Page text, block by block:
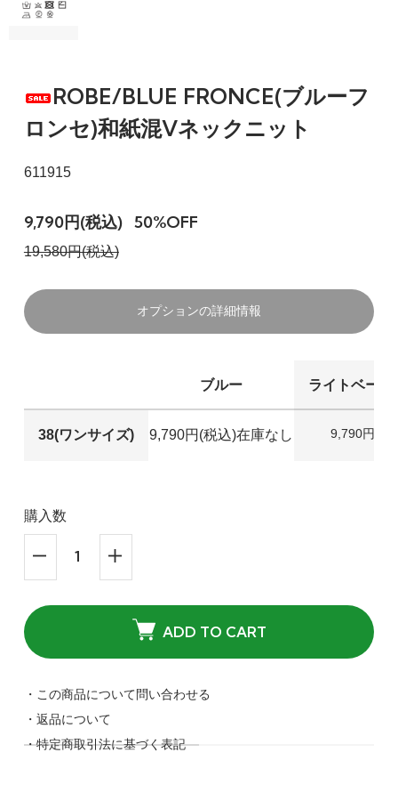
ROBE/BLUE FRONCE(ブルーフ
ロンセ)和紙混Vネックニット
611915
9,790円(税込) 50%OFF
19,580円(税込)
オプションの詳細情報
ブルー ライトベージ
38(ワンサイズ) 9,790円(税込)在庫なし 9,790円(税
購入数
ADD TO CART
・この商品について問い合わせる
・返品について
・特定商取引法に基づく表記
SOLD OUT
38(ワンサイズ)
ライトベージュ
9,790円(税込)
オフホワイト
9,790円(税込)
SOLD OUT